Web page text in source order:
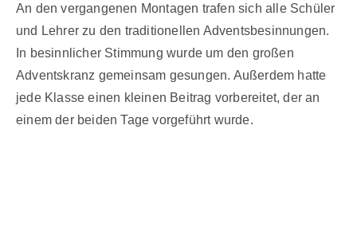
An den vergangenen Montagen trafen sich alle Schüler
und Lehrer zu den traditionellen Adventsbesinnungen.
In besinnlicher Stimmung wurde um den großen
Adventskranz gemeinsam gesungen. Außerdem hatte
jede Klasse einen kleinen Beitrag vorbereitet, der an
einem der beiden Tage vorgeführt wurde.